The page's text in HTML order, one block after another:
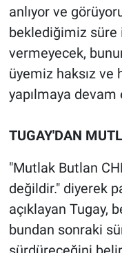
anlıyor ve
beklediğimiz süre
vermeyecek,
üyemiz haksız
yapılmaya devam
TUGAY'DAN
"Mutlak Butlan
değildir." diyerek
açıklayan Tugay,
bundan sonraki